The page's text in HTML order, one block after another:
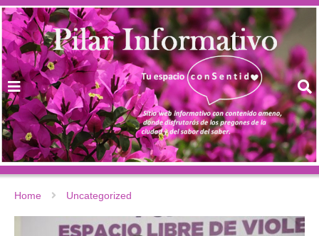
Home Uncategorized